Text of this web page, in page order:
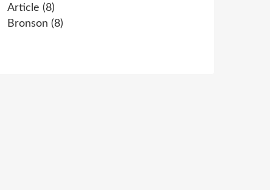
Article (8)
Bronson (8)